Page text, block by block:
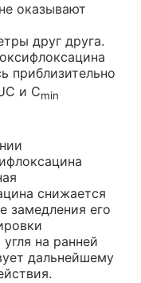
оказывают
друг друга.
приблизительно
и Cmin
снижается
замедления его
на ранней
дальнейшему